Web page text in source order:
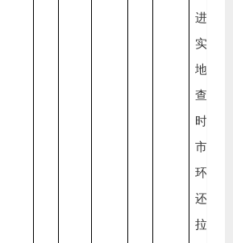
进行核
实、实
地检
查。同
时，师
市生态
环境局
还对
拉玛依